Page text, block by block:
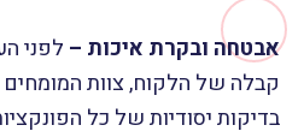
אבטחה ובקרת איכות – לפני
קבלה של הלקוח, צוות
בדיקות יסודיות של כל